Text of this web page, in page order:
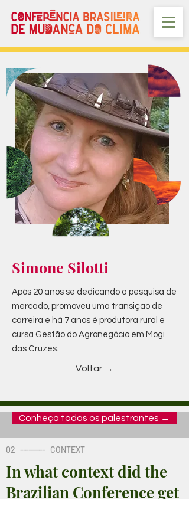
Simone Silotti
Após 20 anos se dedicando a pesquisa de
mercado, promoveu uma transição de
carreira e há 7 anos é produtora rural e
cursa Gestão do Agronegócio em Mogi
das Cruzes.
Voltar →
Conheça todos os palestrantes →
02 --------- CONTEXT
In what context did the
Brazilian Conference get